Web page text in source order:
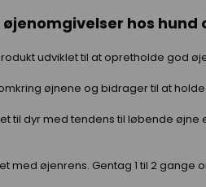
hos hund
udviklet til at opretholde god
øjnene og bidrager til at
dyr med tendens til løbende øjne
med øjenrens. Gentag 1 til 2